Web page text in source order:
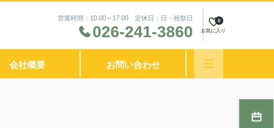
営業時間：10:00～17:00 定休日：日・祝祭日
026-241-3860 お気に入り
0
会社概要 お問い合わせ